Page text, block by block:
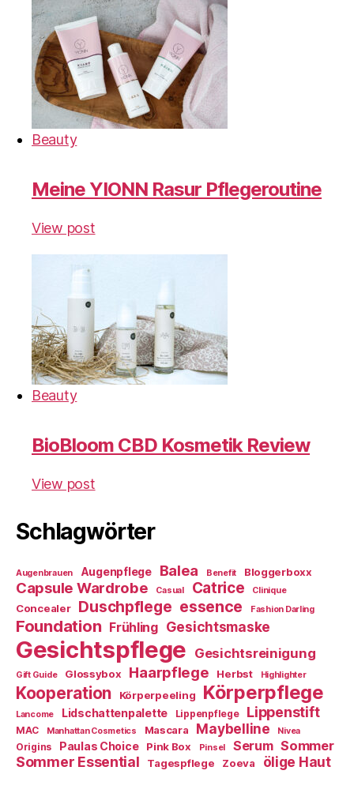
Beauty
Meine YIONN Rasur Pflegeroutine
View post
Beauty
BioBloom CBD Kosmetik Review
View post
Schlagwörter
Augenbrauen Augenpflege Balea Benefit Bloggerboxx
Capsule Wardrobe Casual Catrice Clinique
Concealer Duschpflege essence Fashion Darling
Foundation Frühling Gesichtsmaske
Gesichtspflege Gesichtsreinigung
Gift Guide Glossybox Haarpflege Herbst Highlighter
Kooperation Körperpeeling Körperpflege
Lancome Lidschattenpalette Lippenpflege Lippenstift
MAC Manhattan Cosmetics Mascara Maybelline Nivea
Origins Paulas Choice Pink Box Pinsel Serum Sommer
Sommer Essential Tagespflege Zoeva ölige Haut